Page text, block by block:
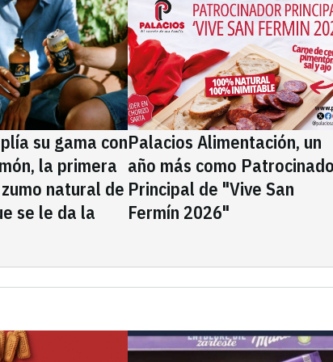
su gama con
la primera
natural de
se le da la
Palacios Alimentación, un
año más como
Principal de "Vive San
Fermín 2026"